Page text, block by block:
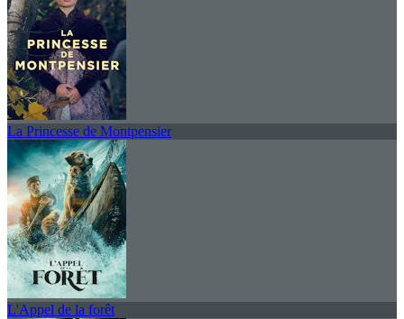
La Princesse de Montpensier
L'Appel de la forêt